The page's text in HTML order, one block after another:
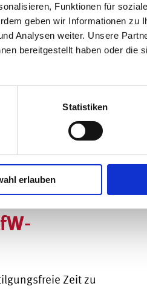
Funktionen für
geben wir Informationen zu
Analysen weiter. Unsere
bereitgestellt haben oder die
Statistiken
erlauben
Zeit zu